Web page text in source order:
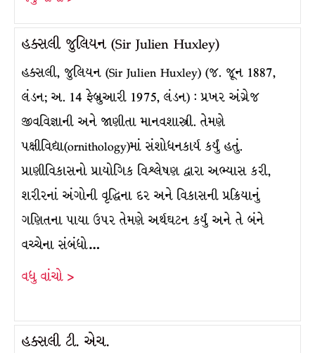
હક્સલી જુલિયન (Sir Julien Huxley)
હક્સલી, જુલિયન (Sir Julien Huxley) (જ. જૂન 1887,
લંડન; અ. 14 ફેબ્રુઆરી 1975, લંડન) : પ્રખર અંગ્રેજ
જીવવિજ્ઞાની અને જાણીતા માનવશાસ્ત્રી. તેમણે
પક્ષીવિદ્યા(ornithology)માં સંશોધનકાર્ય કર્યું હતું.
પ્રાણીવિકાસનો પ્રાયોગિક વિશ્લેષણ દ્વારા અભ્યાસ કરી,
શરીરનાં અંગોની વૃદ્ધિના દર અને વિકાસની પ્રક્રિયાનું
ગણિતના પાયા ઉપર તેમણે અર્થઘટન કર્યું અને તે બંને
વચ્ચેના સંબંધો…
વધુ વાંચો >
હક્સલી ટી. એચ.